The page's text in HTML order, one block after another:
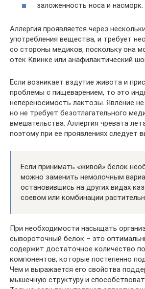
заложенность носа и насморк.
Аллергия проявляется через
употребления вещества, и требует
со стороны медиков, поскольку она
отёк Квинке или анафилактический
Если возникает вздутие живота и
проблемы с пищеварением, то это
непереносимость лактозы. Явление
но не требует безотлагательного
вмешательства. Аллергия чревата
поэтому при ее проявлениях следует
Если принимать «живой» белок
можно заменить немолочным
остановившись на других видах
соевом или комбинации
При необходимости насыщать
сывороточный белок – это
содержит достаточное количество
компонентов, которые постепенно
Чем и выражается его свойства
мышечную структуру и